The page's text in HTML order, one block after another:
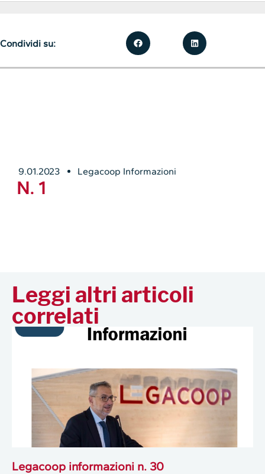
9.01.2023 Legacoop Informazioni
N. 1
Condividi su:
Leggi altri articoli
correlati
Legacoop informazioni n. 30